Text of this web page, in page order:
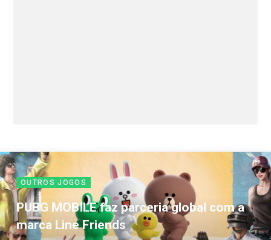
OUTROS JOGOS
PUBG MOBILE faz parceria global com a
marca Line Friends